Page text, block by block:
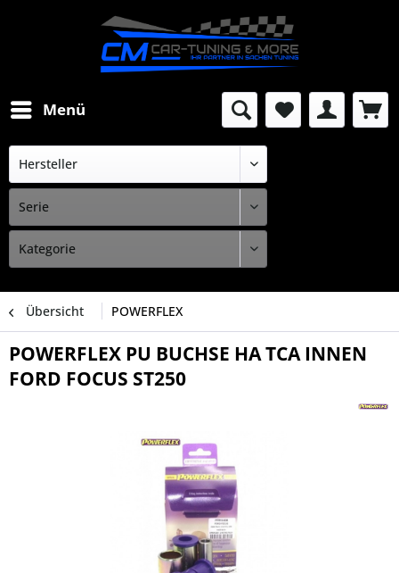
Menü
Übersicht POWERFLEX
POWERFLEX PU BUCHSE HA TCA INNEN
FORD FOCUS ST250